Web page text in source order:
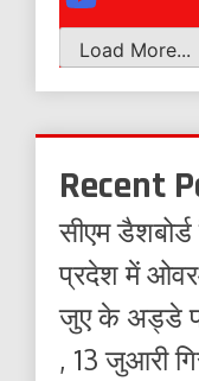
Load More...
Recent
सीएम
प्रदेश में
जुए के अड्डे
, 13 जुआरी